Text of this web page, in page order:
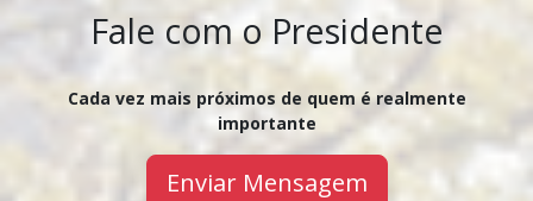
Fale com o Presidente
Cada vez mais próximos de quem é realmente
importante
Enviar Mensagem